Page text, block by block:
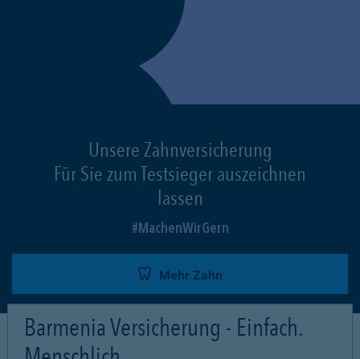
Unsere Zahnversicherung
Für Sie zum Testsieger auszeichnen
lassen
MachenWirGern
Mehr Zahn
Barmenia Versicherung - Einfach.